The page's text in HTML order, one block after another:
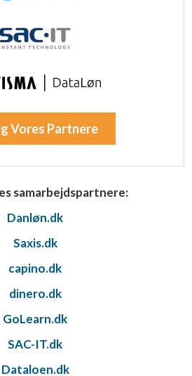
Vores Partnere
samarbejdspartnere:
Danløn.dk
Saxis.dk
capino.dk
dinero.dk
GoLearn.dk
SAC-IT.dk
Dataloen.dk